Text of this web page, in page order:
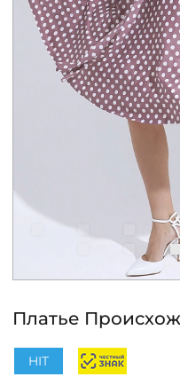
ЖУРНАЛ
О НАС
ЧАСТО
ОПТОВЫМ
РОЗНИЧНЫМ
ДОСТАВКА
Платье
HIT